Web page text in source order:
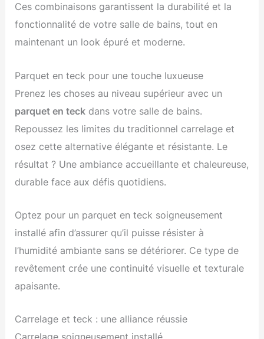
Ces combinaisons garantissent la durabilité et la
fonctionnalité de votre salle de bains, tout en
maintenant un look épuré et moderne.
Parquet en teck pour une touche luxueuse
Prenez les choses au niveau supérieur avec un
parquet en teck dans votre salle de bains.
Repoussez les limites du traditionnel carrelage et
osez cette alternative élégante et résistante. Le
résultat ? Une ambiance accueillante et chaleureuse,
durable face aux défis quotidiens.
Optez pour un parquet en teck soigneusement
installé afin d’assurer qu’il puisse résister à
l’humidité ambiante sans se détériorer. Ce type de
revêtement crée une continuité visuelle et texturale
apaisante.
Carrelage et teck : une alliance réussie